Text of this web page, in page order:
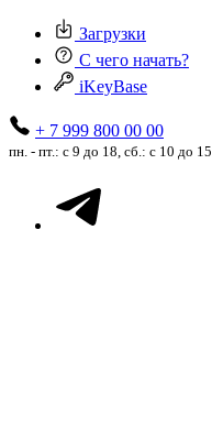
Загрузки
С чего начать?
iKeyBase
+ 7 999 800 00 00
пн. - пт.: с 9 до 18, сб.: с 10 до 15